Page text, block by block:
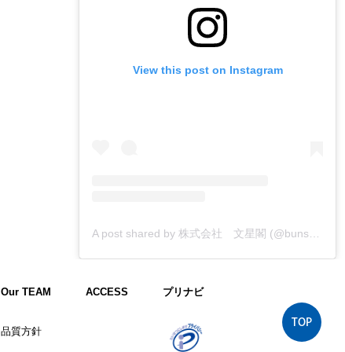
View this post on Instagram
Our TEAM ACCESS プリナビ
品質方針
TOP